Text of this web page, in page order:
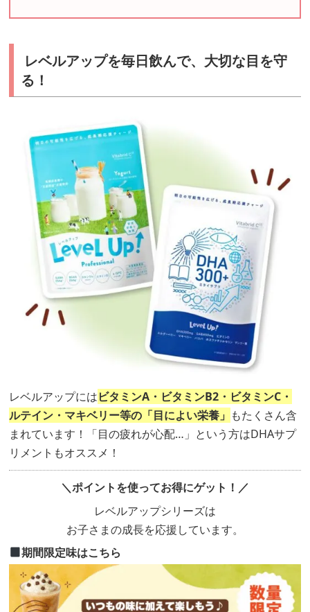
レベルアップを毎日飲んで、大切な目を守
る！
レベルアップにはビタミンA・ビタミンB2・ビタミンC・
ルテイン・マキベリー等の「目によい栄養」 もたくさん含
まれています！「目の疲れが心配…」という方はDHAサプ
リメントもオススメ！
＼ポイントを使ってお得にゲット！／
レベルアップシリーズは
お子さまの成長を応援しています。
期間限定味はこちら